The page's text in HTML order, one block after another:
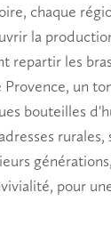
chaque
la
repartir les
Provence, un
bouteilles
pour